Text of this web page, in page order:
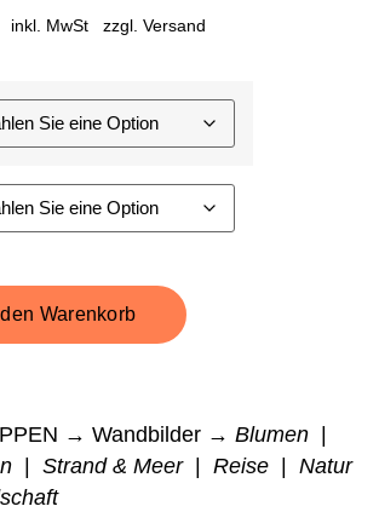
inkl. MwSt zzgl. Versand
den Warenkorb
→ Wandbilder → Blumen
Strand & Meer| Reise
Natur